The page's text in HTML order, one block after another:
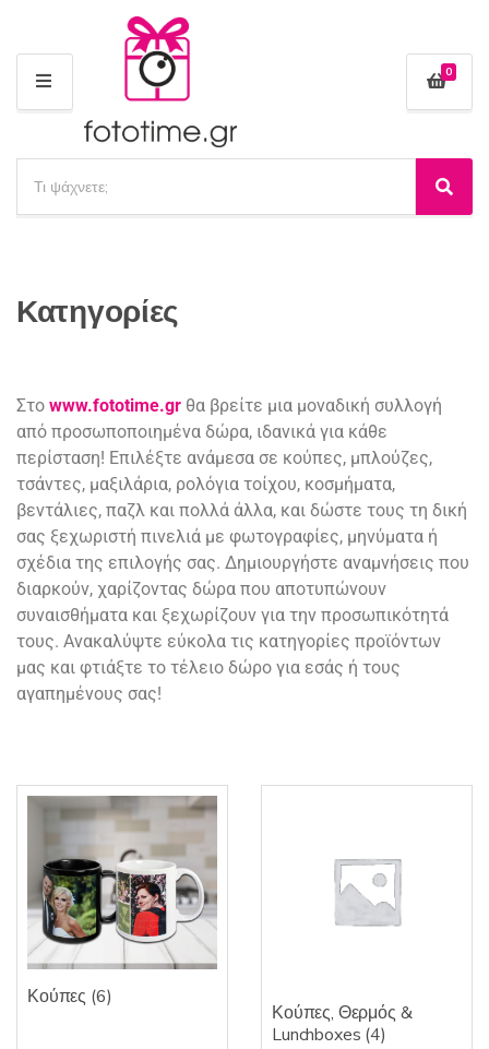
Μ
Ε
Ο
Ύ
ν
κ
γ
ο
ρ
ί
α
ς
α
η
ρ
ο
ϊ
ό
ν
τ
ω
ν
:
Α
ν
0
Κατηγορίες
Στο www.fototime.gr θα βρείτε μια μοναδική συλλογή
από προσωποποιημένα δώρα, ιδανικά για κάθε
περίσταση! Επιλέξτε ανάμεσα σε κούπες, μπλούζες,
τσάντες, μαξιλάρια, ρολόγια τοίχου, κοσμήματα,
βεντάλιες, παζλ και πολλά άλλα, και δώστε τους τη δική
σας ξεχωριστή πινελιά με φωτογραφίες, μηνύματα ή
σχέδια της επιλογής σας. Δημιουργήστε αναμνήσεις που
διαρκούν, χαρίζοντας δώρα που αποτυπώνουν
συναισθήματα και ξεχωρίζουν για την προσωπικότητά
τους. Ανακαλύψτε εύκολα τις κατηγορίες προϊόντων
μας και φτιάξτε το τέλειο δώρο για εσάς ή τους
αγαπημένους σας!
Κούπες (6)
Κούπες, Θερμός &
Lunchboxes (4)